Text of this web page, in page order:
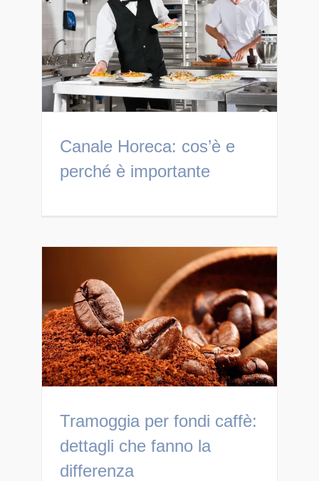
Canale Horeca: cos’è e
perché è importante
Tramoggia per fondi caffè:
dettagli che fanno la
differenza